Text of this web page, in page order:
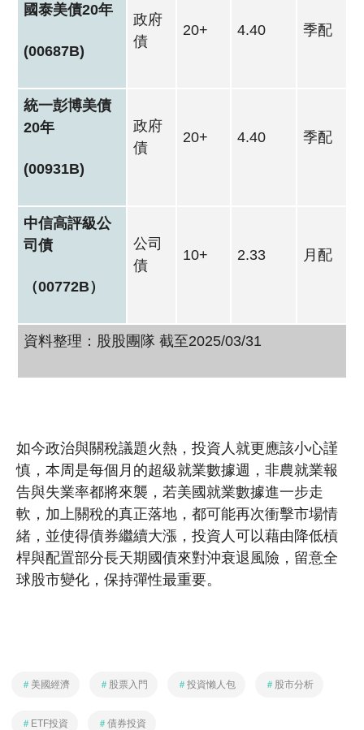
國泰美債20年
(00687B)
政府
債
20+ 4.40 季配
統一彭博美債
20年
(00931B)
政府
債
20+ 4.40 季配
中信高評級公
司債
（00772B）
公司
債
10+ 2.33 月配
資料整理：股股團隊 截至2025/03/31
如今政治與關稅議題火熱，投資人就更應該小心謹
慎，本周是每個月的超級就業數據週，非農就業報
告與失業率都將來襲，若美國就業數據進一步走
軟，加上關稅的真正落地，都可能再次衝擊市場情
緒，並使得債券繼續大漲，投資人可以藉由降低槓
桿與配置部分長天期國債來對沖衰退風險，留意全
球股市變化，保持彈性最重要。
＃ 美國經濟 ＃ 股票入門 ＃投資懶人包 ＃ 股市分析
＃ ETF投資 ＃債券投資